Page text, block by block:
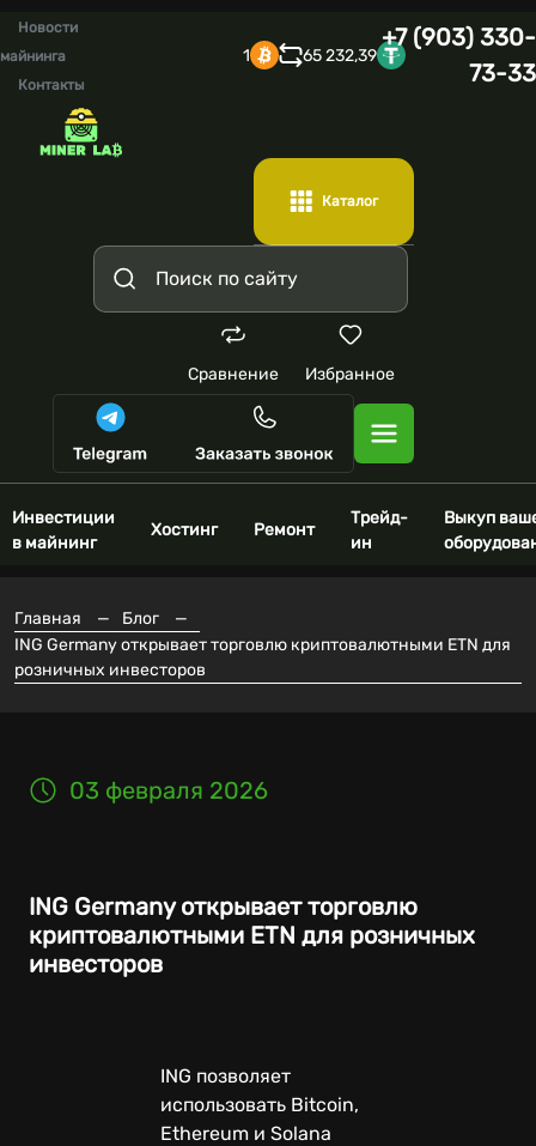
Новости
майнинга
Контакты
1 65 232,39
+7 (903) 330-
73-33
Каталог
Сравнение Избранное
Инвестиции
в майнинг
Хостинг Ремонт
Трейд-
ин
Выкуп
Главная — Блог
—
ING Germany открывает торговлю криптовалютными ETN для
розничных инвесторов
03 февраля 2026
ING Germany открывает торговлю
криптовалютными ETN для розничных
инвесторов
ING позволяет
использовать Bitcoin,
Ethereum и Solana